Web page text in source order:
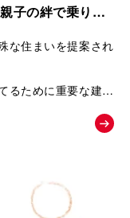
なく、友人との会話
描くことで、企業へ
念・アフターメンテ
子の絆で乗り越
な住まいを提案され
るために重要な建材
、わかりやすくお客